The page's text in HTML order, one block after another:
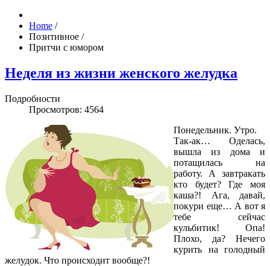
Home /
Позитивное /
Притчи с юмором
Неделя из жизни женского желудка
Подробности
Просмотров: 4564
Понедельник. Утро.
Так-ак… Оделась,
вышла из дома и
потащилась на
работу. А завтракать
кто будет? Где моя
каша?! Ага, давай,
покури еще… А вот я
тебе сейчас
кульбитик! Опа!
Плохо, да? Нечего
курить на голодный
желудок. Что происходит вообще?!